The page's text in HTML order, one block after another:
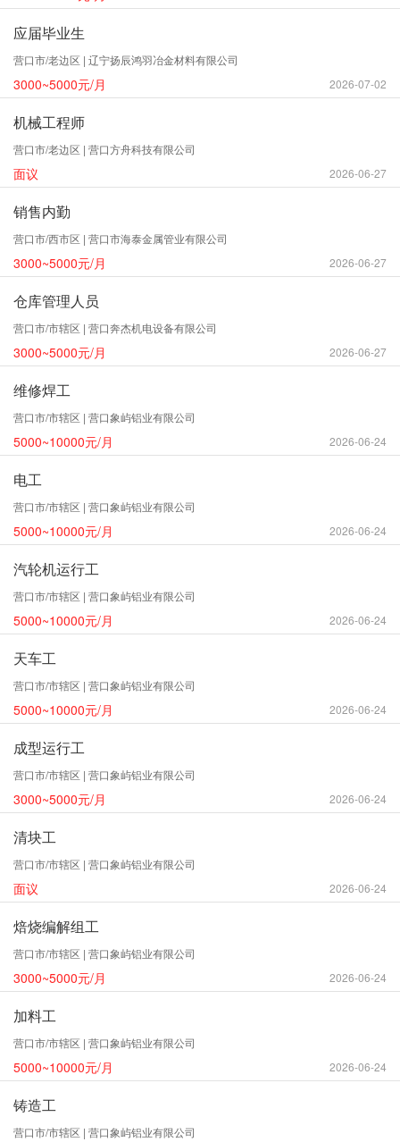
应届毕业生
营口市/老边区 | 辽宁扬辰鸿羽冶金材料有限公司
3000~5000元/月 2026-07-02
机械工程师
营口市/老边区 | 营口方舟科技有限公司
面议 2026-06-27
销售内勤
营口市/西市区 | 营口市海泰金属管业有限公司
3000~5000元/月 2026-06-27
仓库管理人员
营口市/市辖区 | 营口奔杰机电设备有限公司
3000~5000元/月 2026-06-27
维修焊工
营口市/市辖区 | 营口象屿铝业有限公司
5000~10000元/月 2026-06-24
电工
营口市/市辖区 | 营口象屿铝业有限公司
5000~10000元/月 2026-06-24
汽轮机运行工
营口市/市辖区 | 营口象屿铝业有限公司
5000~10000元/月 2026-06-24
天车工
营口市/市辖区 | 营口象屿铝业有限公司
5000~10000元/月 2026-06-24
成型运行工
营口市/市辖区 | 营口象屿铝业有限公司
3000~5000元/月 2026-06-24
清块工
营口市/市辖区 | 营口象屿铝业有限公司
面议 2026-06-24
焙烧编解组工
营口市/市辖区 | 营口象屿铝业有限公司
3000~5000元/月 2026-06-24
加料工
营口市/市辖区 | 营口象屿铝业有限公司
5000~10000元/月 2026-06-24
铸造工
营口市/市辖区 | 营口象屿铝业有限公司